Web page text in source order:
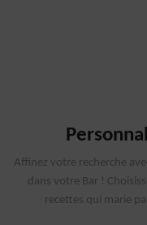
Affinez votre recherche
dans votre Bar !
recettes qui marie